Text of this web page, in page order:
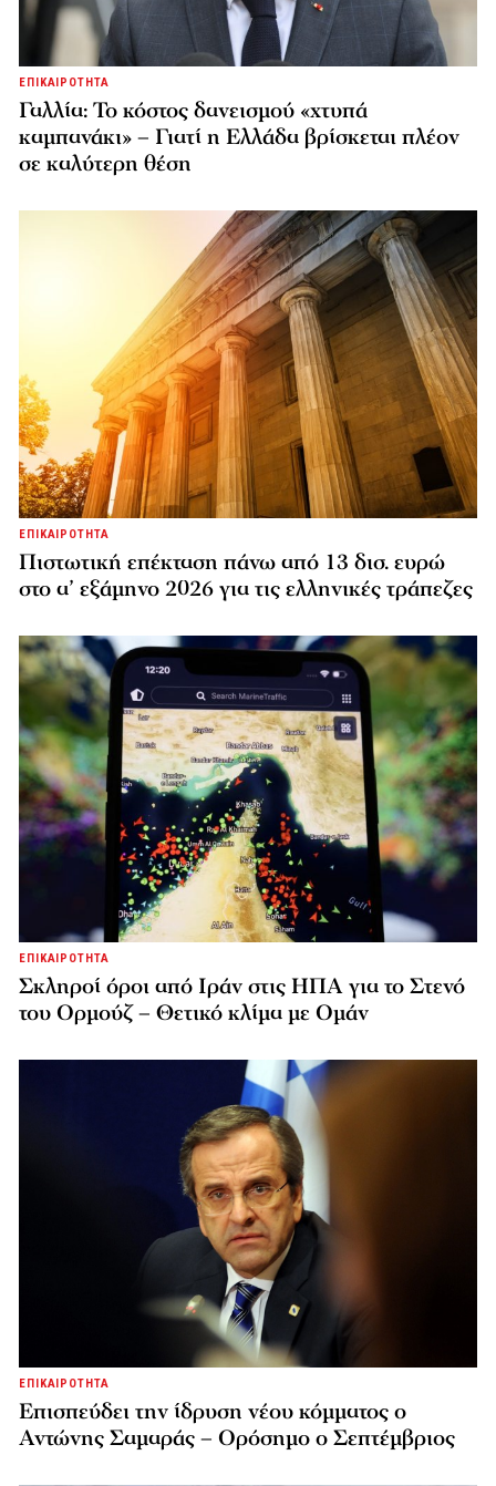
ΕΠΙΚΑΙΡΟΤΗΤΑ
Γαλλία: Το κόστος δανεισμού «χτυπά
καμπανάκι» – Γιατί η Ελλάδα βρίσκεται πλέον
σε καλύτερη θέση
ΕΠΙΚΑΙΡΟΤΗΤΑ
Πιστωτική επέκταση πάνω από 13 δισ. ευρώ
στο α’ εξάμηνο 2026 για τις ελληνικές τράπεζες
ΕΠΙΚΑΙΡΟΤΗΤΑ
Σκληροί όροι από Ιράν στις ΗΠΑ για το Στενό
του Ορμούζ – Θετικό κλίμα με Ομάν
ΕΠΙΚΑΙΡΟΤΗΤΑ
Επισπεύδει την ίδρυση νέου κόμματος o
Αντώνης Σαμαράς – Ορόσημο ο Σεπτέμβριος